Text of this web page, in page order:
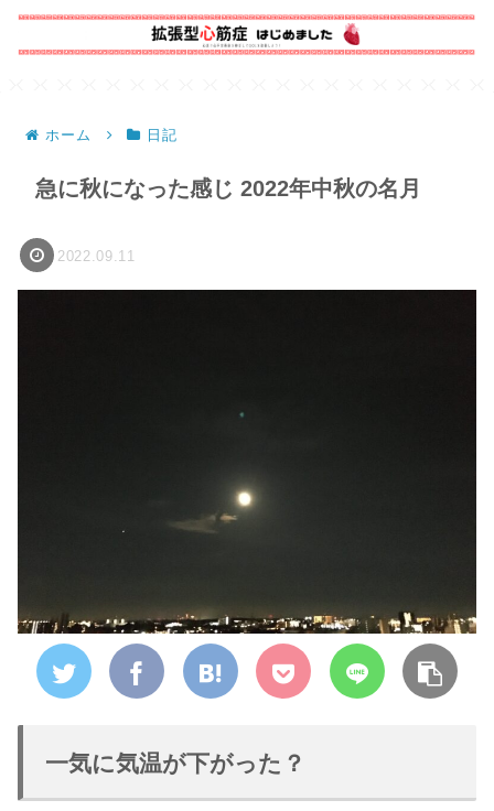
ホーム 日記
急に秋になった感じ 2022年中秋の名月
2022.09.11
一気に気温が下がった？